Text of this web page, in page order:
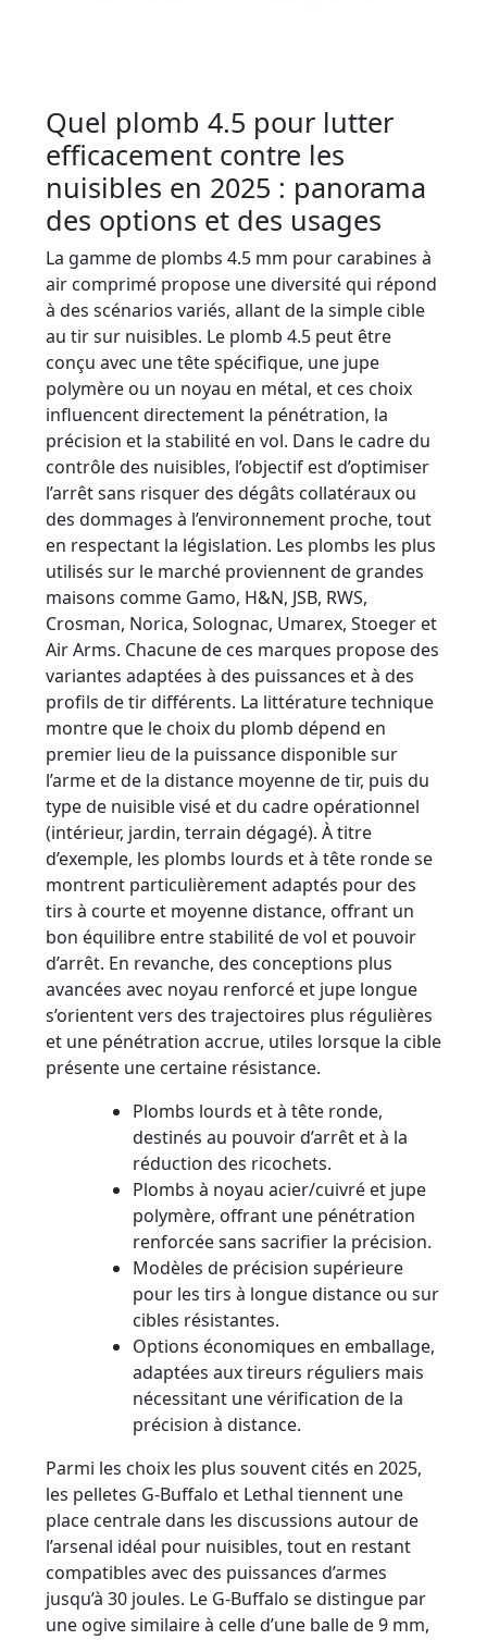
Quel plomb 4.5 pour lutter
efficacement contre les
nuisibles en 2025 : panorama
des options et des usages
La gamme de plombs 4.5 mm pour carabines à
air comprimé propose une diversité qui répond
à des scénarios variés, allant de la simple cible
au tir sur nuisibles. Le plomb 4.5 peut être
conçu avec une tête spécifique, une jupe
polymère ou un noyau en métal, et ces choix
influencent directement la pénétration, la
précision et la stabilité en vol. Dans le cadre du
contrôle des nuisibles, l’objectif est d’optimiser
l’arrêt sans risquer des dégâts collatéraux ou
des dommages à l’environnement proche, tout
en respectant la législation. Les plombs les plus
utilisés sur le marché proviennent de grandes
maisons comme Gamo, H&N, JSB, RWS,
Crosman, Norica, Solognac, Umarex, Stoeger et
Air Arms. Chacune de ces marques propose des
variantes adaptées à des puissances et à des
profils de tir différents. La littérature technique
montre que le choix du plomb dépend en
premier lieu de la puissance disponible sur
l’arme et de la distance moyenne de tir, puis du
type de nuisible visé et du cadre opérationnel
(intérieur, jardin, terrain dégagé). À titre
d’exemple, les plombs lourds et à tête ronde se
montrent particulièrement adaptés pour des
tirs à courte et moyenne distance, offrant un
bon équilibre entre stabilité de vol et pouvoir
d’arrêt. En revanche, des conceptions plus
avancées avec noyau renforcé et jupe longue
s’orientent vers des trajectoires plus régulières
et une pénétration accrue, utiles lorsque la cible
présente une certaine résistance.
Plombs lourds et à tête ronde,
destinés au pouvoir d’arrêt et à la
réduction des ricochets.
Plombs à noyau acier/cuivré et jupe
polymère, offrant une pénétration
renforcée sans sacrifier la précision.
Modèles de précision supérieure
pour les tirs à longue distance ou sur
cibles résistantes.
Options économiques en emballage,
adaptées aux tireurs réguliers mais
nécessitant une vérification de la
précision à distance.
Parmi les choix les plus souvent cités en 2025,
les pelletes G-Buffalo et Lethal tiennent une
place centrale dans les discussions autour de
l’arsenal idéal pour nuisibles, tout en restant
compatibles avec des puissances d’armes
jusqu’à 30 joules. Le G-Buffalo se distingue par
une ogive similaire à celle d’une balle de 9 mm,